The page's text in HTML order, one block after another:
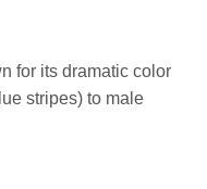
for its dramatic color
stripes) to male